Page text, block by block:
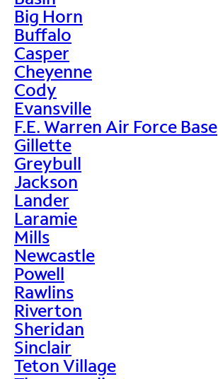
Big Horn
Buffalo
Casper
Cheyenne
Cody
Evansville
F.E. Warren Air Force Base
Gillette
Greybull
Jackson
Lander
Laramie
Mills
Newcastle
Powell
Rawlins
Riverton
Sheridan
Sinclair
Teton Village